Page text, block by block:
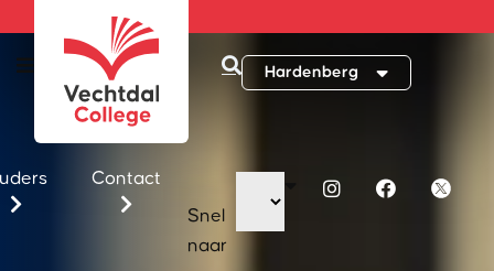
Hardenberg
Contact
Snel
naar